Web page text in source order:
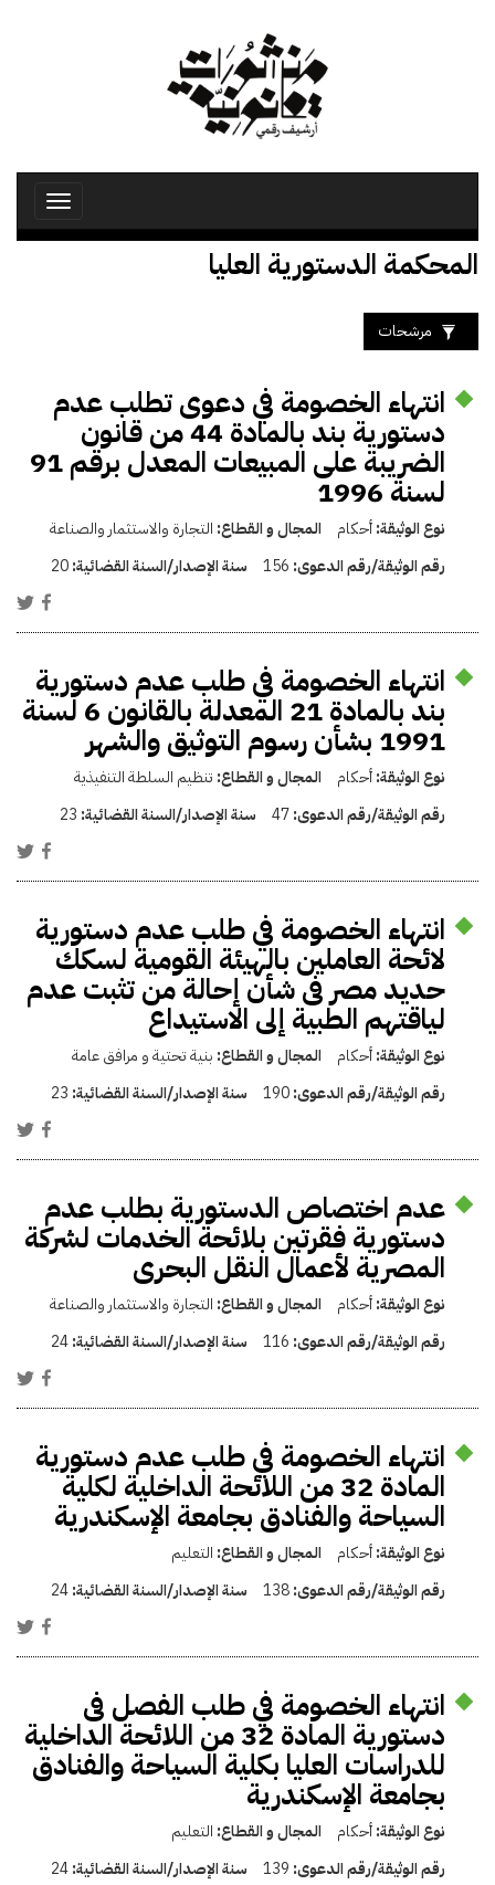
Toggle
المحكمة الدستورية العليا
مرشحات
انتهاء الخصومة في دعوى تطلب عدم
دستورية بند بالمادة 44 من قانون
الضريبة على المبيعات المعدل برقم 91
لسنة 1996
نوع الوثيقة:أحكام المجال و القطاع: التجارة والاستثمار والصناعة
رقم الوثيقة/رقم الدعوى: 156 سنة الإصدار/السنة القضائية:20
انتهاء الخصومة في طلب عدم دستورية
بند بالمادة 21 المعدلة بالقانون 6 لسنة
1991 بشأن رسوم التوثيق والشهر
نوع الوثيقة:أحكام المجال و القطاع: تنظيم السلطة التنفيذية
رقم الوثيقة/رقم الدعوى:47 سنة الإصدار/السنة القضائية: 23
انتهاء الخصومة في طلب عدم دستورية
لائحة العاملين بالهيئة القومية لسكك
حديد مصر فى شأن إحالة من تثبت عدم
لياقتهم الطبية إلى الاستيداع
نوع الوثيقة:أحكام المجال و القطاع: بنية تحتية و مرافق عامة
رقم الوثيقة/رقم الدعوى:190 سنة الإصدار/السنة القضائية: 23
عدم اختصاص الدستورية بطلب عدم
دستورية فقرتين بلائحة الخدمات لشركة
المصرية لأعمال النقل البحرى
نوع الوثيقة:أحكام المجال و القطاع: التجارة والاستثمار والصناعة
رقم الوثيقة/رقم الدعوى: 116 سنة الإصدار/السنة القضائية:24
انتهاء الخصومة في طلب عدم دستورية
المادة 32 من اللائحة الداخلية لكلية
السياحة والفنادق بجامعة الإسكندرية
نوع الوثيقة:أحكام المجال و القطاع: التعليم
رقم الوثيقة/رقم الدعوى:138 سنة الإصدار/السنة القضائية:24
انتهاء الخصومة في طلب الفصل فى
دستورية المادة 32 من اللائحة الداخلية
للدراسات العليا بكلية السياحة والفنادق
بجامعة الإسكندرية
نوع الوثيقة:أحكام المجال و القطاع: التعليم
رقم الوثيقة/رقم الدعوى: 139 سنة الإصدار/السنة القضائية:24